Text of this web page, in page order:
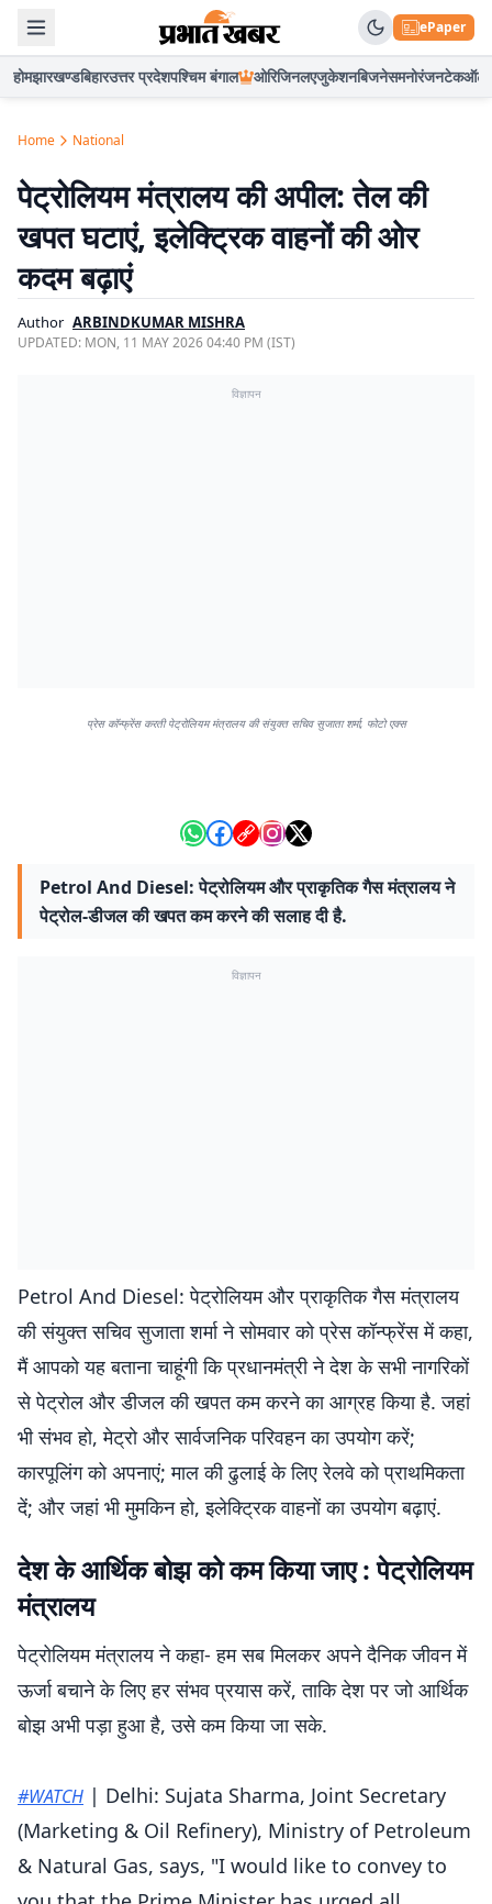
ePaper
होमझारखण्डबिहारउत्तर प्रदेशपश्चिम बंगाल ओरिजिनलएजुकेशनबिजनेसमनोरंजनटेकऑटो
Home National
पेट्रोलियम मंत्रालय की अपील: तेल की
खपत घटाएं, इलेक्ट्रिक वाहनों की ओर
कदम बढ़ाएं
Author ARBINDKUMAR MISHRA
UPDATED: MON, 11 MAY 2026 04:40 PM (IST)
विज्ञापन
प्रेस कॉन्फ्रेंस करती पेट्रोलियम मंत्रालय की संयुक्त सचिव सुजाता शर्मा, फोटो एक्स
Petrol And Diesel: पेट्रोलियम और प्राकृतिक गैस मंत्रालय ने
पेट्रोल-डीजल की खपत कम करने की सलाह दी है.
विज्ञापन
Petrol And Diesel: पेट्रोलियम और प्राकृतिक गैस मंत्रालय
की संयुक्त सचिव सुजाता शर्मा ने सोमवार को प्रेस कॉन्फ्रेंस में कहा,
मैं आपको यह बताना चाहूंगी कि प्रधानमंत्री ने देश के सभी नागरिकों
से पेट्रोल और डीजल की खपत कम करने का आग्रह किया है. जहां
भी संभव हो, मेट्रो और सार्वजनिक परिवहन का उपयोग करें;
कारपूलिंग को अपनाएं; माल की ढुलाई के लिए रेलवे को प्राथमिकता
दें; और जहां भी मुमकिन हो, इलेक्ट्रिक वाहनों का उपयोग बढ़ाएं.
देश के आर्थिक बोझ को कम किया जाए : पेट्रोलियम
मंत्रालय
पेट्रोलियम मंत्रालय ने कहा- हम सब मिलकर अपने दैनिक जीवन में
ऊर्जा बचाने के लिए हर संभव प्रयास करें, ताकि देश पर जो आर्थिक
बोझ अभी पड़ा हुआ है, उसे कम किया जा सके.
#WATCH | Delhi: Sujata Sharma, Joint Secretary
(Marketing & Oil Refinery), Ministry of Petroleum
& Natural Gas, says, "I would like to convey to